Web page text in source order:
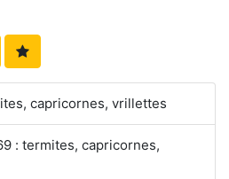
capricornes, vrillettes
: termites, capricornes,